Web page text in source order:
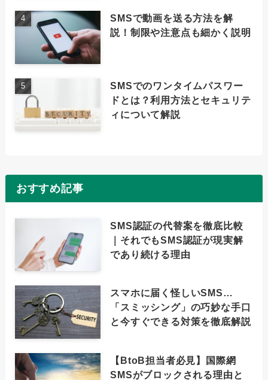
SMSで動画を送る方法を解
説！制限や注意点も細かく説明
SMSでのワンタイムパスワー
ドとは？利用方法とセキュリテ
ィについて解説
おすすめ記事
SMS認証の代替案を徹底比較
｜それでもSMS認証が現実解
であり続ける理由
スマホに届く怪しいSMS…
「スミッシング」の巧妙な手口
と今すぐできる対策を徹底解説
【BtoB担当者必見】国際網
SMSがブロックされる理由と